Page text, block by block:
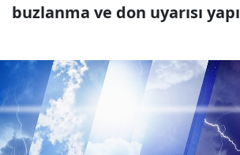
buzlanma ve don uyarısı